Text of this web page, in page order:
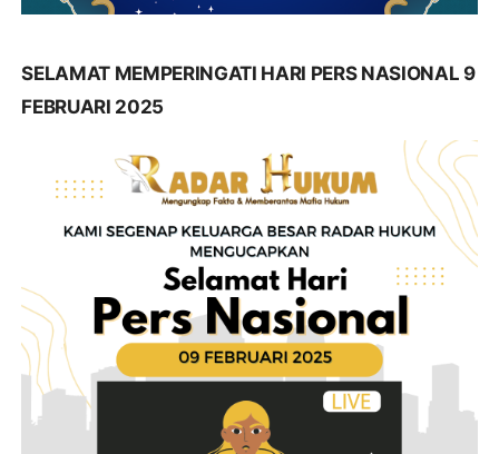
SELAMAT MEMPERINGATI HARI PERS NASIONAL 9
FEBRUARI 2025